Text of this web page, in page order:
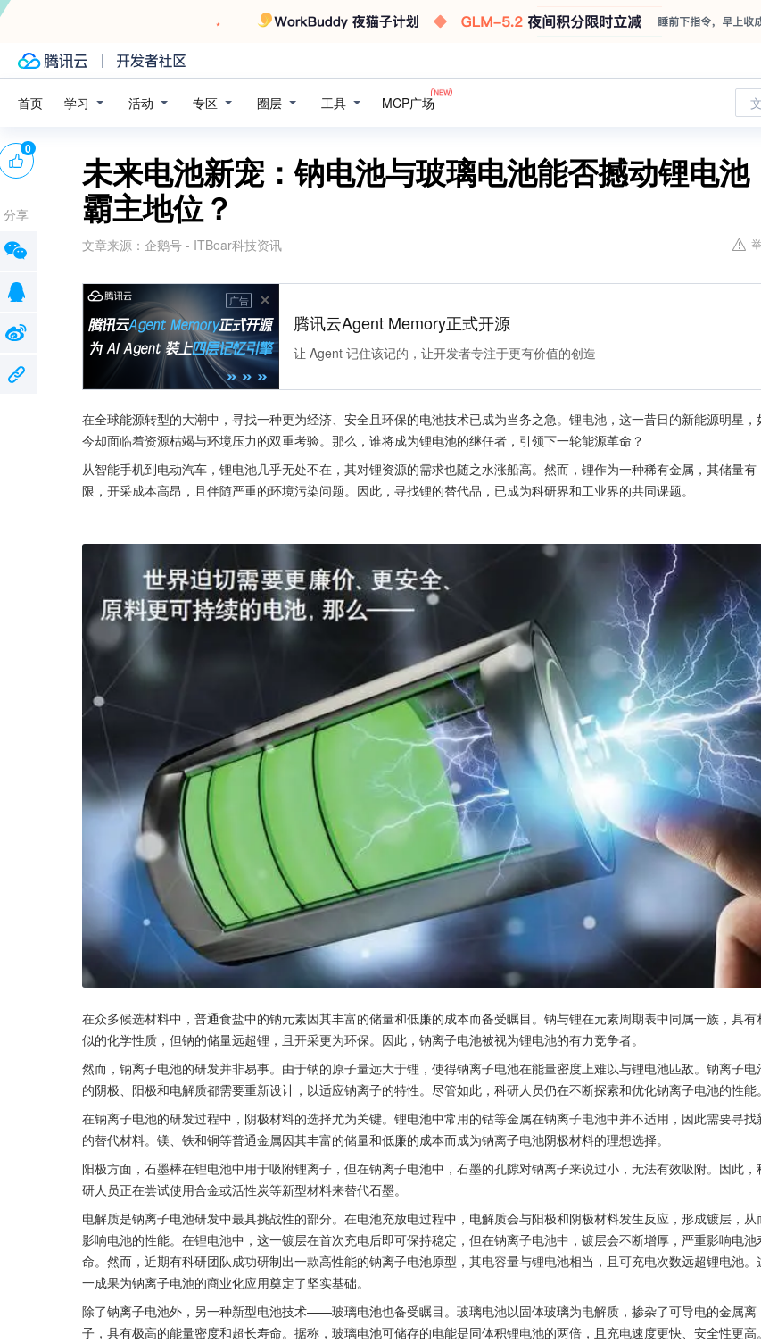
首页 学习 活动 专区 圈层 工具 MCP广场
未来电池新宠：钠电池与玻璃电池能否撼动锂电池
霸主地位？
文章来源： 企鹅号 - ITBear科技资讯
广告
腾讯云Agent Memory正式开源
让 Agent 记住该记的，让开发者专注于更有价值的创造
在全球能源转型的大潮中，寻找一种更为经济、安全且环保的电池技术已成为当务之急。锂电池，这一昔日的新能源明星，
今却面临着资源枯竭与环境压力的双重考验。那么，谁将成为锂电池的继任者，引领下一轮能源革命？
从智能手机到电动汽车，锂电池几乎无处不在，其对锂资源的需求也随之水涨船高。然而，锂作为一种稀有金属，其储量有
限，开采成本高昂，且伴随严重的环境污染问题。因此，寻找锂的替代品，已成为科研界和工业界的共同课题。
在众多候选材料中，普通食盐中的钠元素因其丰富的储量和低廉的成本而备受瞩目。钠与锂在元素周期表中同属一族，具有
似的化学性质，但钠的储量远超锂，且开采更为环保。因此，钠离子电池被视为锂电池的有力竞争者。
然而，钠离子电池的研发并非易事。由于钠的原子量远大于锂，使得钠离子电池在能量密度上难以与锂电池匹敌。钠离子电
的阴极、阳极和电解质都需要重新设计，以适应钠离子的特性。尽管如此，科研人员仍在不断探索和优化钠离子电池的性能。
在钠离子电池的研发过程中，阴极材料的选择尤为关键。锂电池中常用的钴等金属在钠离子电池中并不适用，因此需要寻找
的替代材料。镁、铁和铜等普通金属因其丰富的储量和低廉的成本而成为钠离子电池阴极材料的理想选择。
阳极方面，石墨棒在锂电池中用于吸附锂离子，但在钠离子电池中，石墨的孔隙对钠离子来说过小，无法有效吸附。因此，
研人员正在尝试使用合金或活性炭等新型材料来替代石墨。
电解质是钠离子电池研发中最具挑战性的部分。在电池充放电过程中，电解质会与阳极和阴极材料发生反应，形成镀层，从
影响电池的性能。在锂电池中，这一镀层在首次充电后即可保持稳定，但在钠离子电池中，镀层会不断增厚，严重影响电池
命。然而，近期有科研团队成功研制出一款高性能的钠离子电池原型，其电容量与锂电池相当，且可充电次数远超锂电池。
一成果为钠离子电池的商业化应用奠定了坚实基础。
除了钠离子电池外，另一种新型电池技术——玻璃电池也备受瞩目。玻璃电池以固体玻璃为电解质，掺杂了可导电的金属离
子，具有极高的能量密度和超长寿命。据称，玻璃电池可储存的电能是同体积锂电池的两倍，且充电速度更快、安全性更高。
0
分享